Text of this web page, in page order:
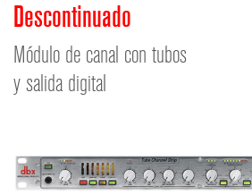
dónde comprar
capacitación
soporte
Idioma/Región
Descontinuado
Módulo de canal con tubos
y salida digital